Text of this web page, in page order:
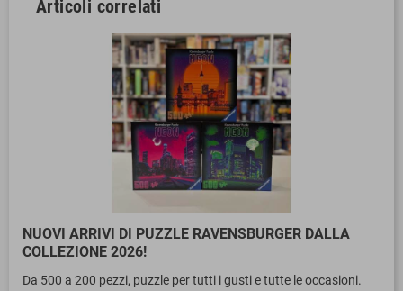
Articoli correlati
NUOVI ARRIVI DI PUZZLE RAVENSBURGER DALLA
COLLEZIONE 2026!
Da 500 a 200 pezzi, puzzle per tutti i gusti e tutte le occasioni.